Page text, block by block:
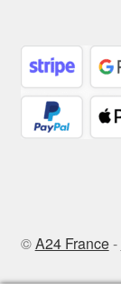
©A24 France-